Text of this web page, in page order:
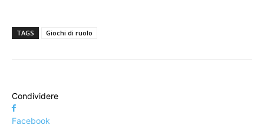
TAGS Giochi di ruolo
Condividere
Facebook